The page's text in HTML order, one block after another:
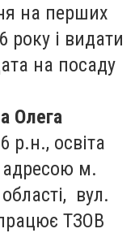
на перших
року і видати
на посаду
Олега
р.н., освіта
м.
вул.
ТЗОВ